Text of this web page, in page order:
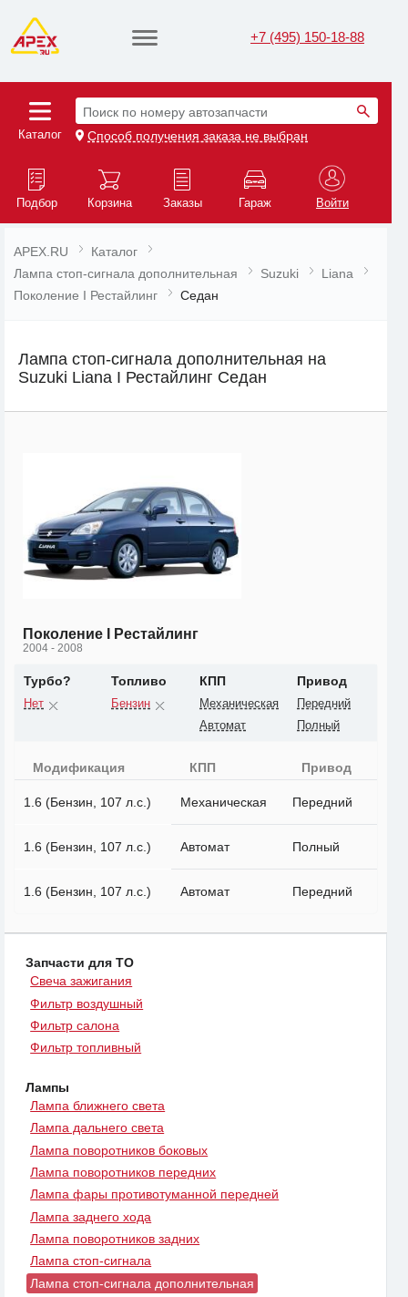
+7 (495) 150-18-88
Каталог
Поиск по номеру автозапчасти
Способ получения заказа не выбран
Подбор Корзина Заказы Гараж Войти
APEX.RU
Каталог
Лампа стоп-сигнала дополнительная
Suzuki
Liana
Поколение I Рестайлинг
Седан
Лампа стоп-сигнала дополнительная на
Suzuki Liana I Рестайлинг Седан
Поколение I Рестайлинг
2004 - 2008
Турбо?
Нет
Топливо
Бензин
КПП
Механическая
Автомат
Привод
Передний
Полный
Модификация КПП Привод
1.6 (Бензин, 107 л.с.) Механическая Передний
1.6 (Бензин, 107 л.с.) Автомат Полный
1.6 (Бензин, 107 л.с.) Автомат Передний
Запчасти для ТО
Свеча зажигания
Фильтр воздушный
Фильтр салона
Фильтр топливный
Лампы
Лампа ближнего света
Лампа дальнего света
Лампа поворотников боковых
Лампа поворотников передних
Лампа фары противотуманной передней
Лампа заднего хода
Лампа поворотников задних
Лампа стоп-сигнала
Лампа стоп-сигнала дополнительная